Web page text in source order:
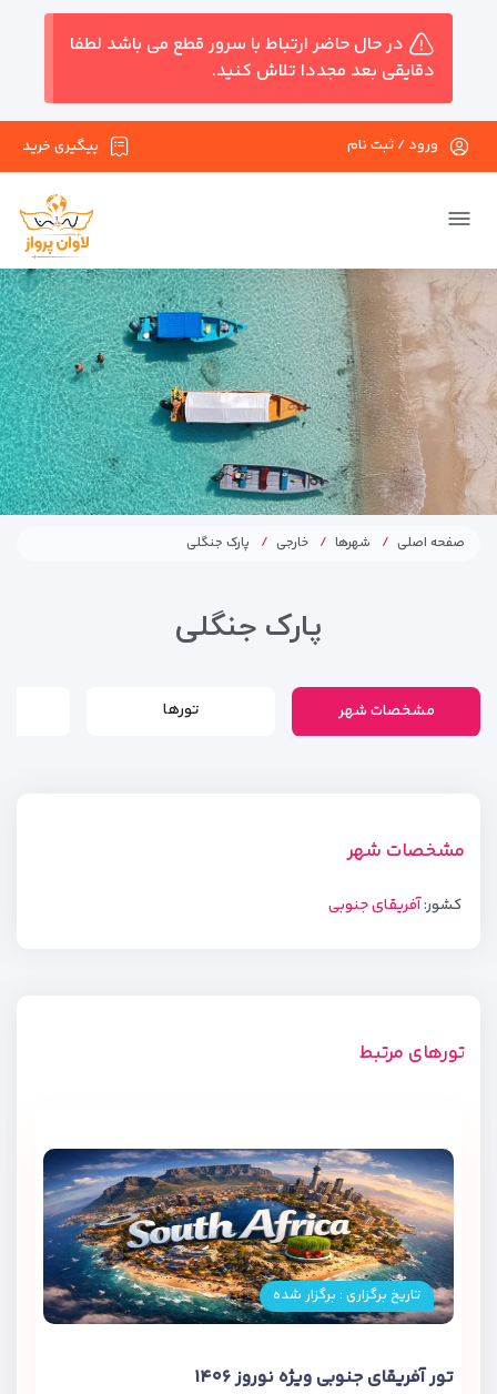
در حال حاضر ارتباط با سرور قطع می باشد لطفا
دقایقی بعد مجددا تلاش کنید.
پیگیری خرید ورود / ثبت نام
صفحه اصلی شهرها خارجی پارک جنگلی
پارک جنگلی
مشخصات شهر تورها
مشخصات شهر
کشور:آفریقای جنوبی
تورهای مرتبط
تاریخ برگزاری : برگزار شده
تور آفریقای جنوبی ویژه نوروز ۱۴۰۶